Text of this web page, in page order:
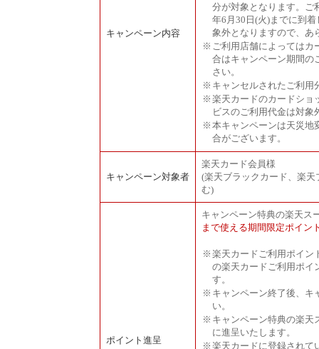
キャンペーン内容
分が対象となります。ご
年6月30日(火)までに到
象外となりますので、あ
※ ご利用店舗によっては
合はキャンペーン期間の
さい。
※ キャンセルされたご利用
※ 楽天カードのカードショ
ビスのご利用代金は対象
※ 本キャンペーンは天災地
合がございます。
キャンペーン対象者
楽天カード会員様
(楽天ブラックカード、楽
む)
ポイント進呈
キャンペーン特典の楽天ス
まで使える期間限定ポイン
※ 楽天カードご利用ポイン
の楽天カードご利用ポイ
す。
※ キャンペーン終了後、キ
い。
※ キャンペーン特典の楽天
に進呈いたします。
※ 楽天カードに登録されて